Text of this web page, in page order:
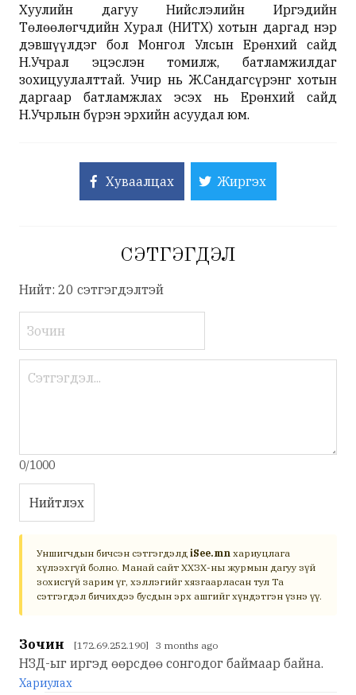
Хуулийн дагуу Нийслэлийн Иргэдийн
Төлөөлөгчдийн Хурал (НИТХ) хотын даргад нэр
дэвшүүлдэг бол Монгол Улсын Ерөнхий сайд
Н.Учрал эцэслэн томилж, батламжилдаг
зохицуулалттай. Учир нь Ж.Сандагсүрэнг хотын
даргаар батламжлах эсэх нь Ерөнхий сайд
Н.Учрлын бүрэн эрхийн асуудал юм.
Хуваалцах Жиргэх
СЭТГЭГДЭЛ
Нийт: 20 сэтгэгдэлтэй
0/1000
Нийтлэх
Уншигчдын бичсэн сэтгэгдэлд iSee.mn хариуцлага
хүлээхгүй болно. Манай сайт ХХЗХ-ны журмын дагуу зүй
зохисгүй зарим үг, хэллэгийг хязгаарласан тул Та
сэтгэгдэл бичихдээ бусдын эрх ашгийг хүндэтгэн үзнэ үү.
Зочин [172.69.252.190] 3 months ago
НЗД-ыг иргэд өөрсдөө сонгодог баймаар байна.
Хариулах